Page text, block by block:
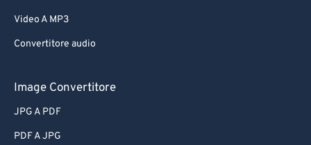
Video A MP3
Convertitore audio
Image Convertitore
JPG A PDF
PDF A JPG